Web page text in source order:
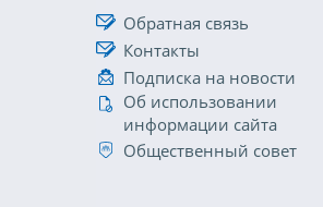
Обратная связь
Контакты
Подписка на новости
Об использовании
информации сайта
Общественный совет